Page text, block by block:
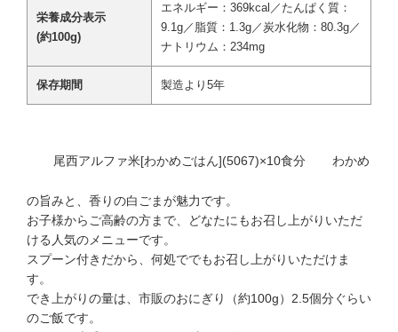
栄養成分表示
(約100g)
エネルギー：369kcal／たんぱく質：
9.1g／脂質：1.3g／炭水化物：80.3g／
ナトリウム：234mg
保存期間 製造より5年
尾西アルファ米[わかめごはん](5067)×10食分 わかめ
の旨みと、香りの白ごまが魅力です。
お子様からご高齢の方まで、どなたにもお召し上がりいただ
ける人気のメニューです。
スプーン付きだから、何処ででもお召し上がりいただけま
す。
でき上がりの量は、市販のおにぎり（約100g）2.5個分ぐらい
のご飯です。